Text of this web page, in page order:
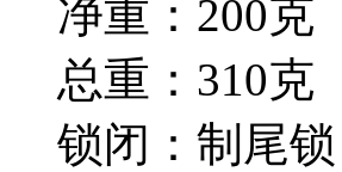
净重：200克
总重：310克
锁闭：制尾